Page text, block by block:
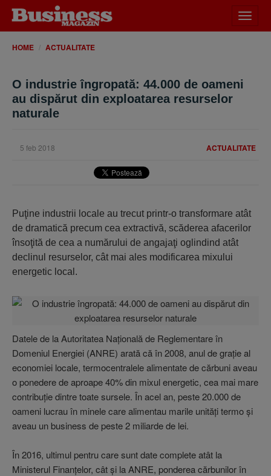
meniu
HOME ACTUALITATE
O industrie îngropată: 44.000 de oameni
au dispărut din exploatarea resurselor
naturale
ACTUALITATE
5 feb 2018
Puţine industrii locale au trecut printr-o transformare atât
de dramatică precum cea extractivă, scăderea afacerilor
însoţită de cea a numărului de angajaţi oglindind atât
declinul resurselor, cât mai ales modificarea mixului
energetic local.
Datele de la Autoritatea Naţională de Regle­mentare în
Domeniul Energiei (ANRE) arată că în 2008, anul de graţie al
economiei locale, termocentralele alimentate de cărbuni aveau
o ponedere de aproape 40% din mixul energetic, cea mai mare
contribuţie dintre toate sursele. În acel an, peste 20.000 de
oameni lucrau în minele care alimentau marile unităţi termo şi
aveau un business de peste 2 miliarde de lei.
În 2016, ultimul pentru care sunt date complete atât la
Ministerul Finanţelor, cât şi la ANRE, ponderea cărbunilor în